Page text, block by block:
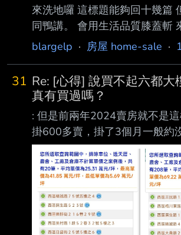
來洗地囉 這標題能夠回十幾篇
同鴨講。 會用生活品質膝蓋斬
體、 房版有個幾間房 已經在追
事的 看他們發言也知道社會位
哪。 那個群體光是科技業賺錢
膨 他們就注定在台灣消費力被
來五年愈來愈嚴重。 早點另找
麼問題。 欸A8附近， 我2020
仔麵線 60-》95 烤鴨整隻
35-》50 六年來，漲五成到八
科技
blargelp · 房屋 home-sale ·
31 Re: [心得] 說買不起六都大
真有買過嗎？
: 但是前兩年2024賣房就不是
掛600多賣，掛了3個月一般約
聽同事介紹，去某家地方性仲
: 果然成交快，過了一個多月就
砍了一成，大概580左右。 : 好
結果到了銀行鑑價買房貸款，
有大概470幾，只能貸70%，
一定是老公寓的問題。 有可能